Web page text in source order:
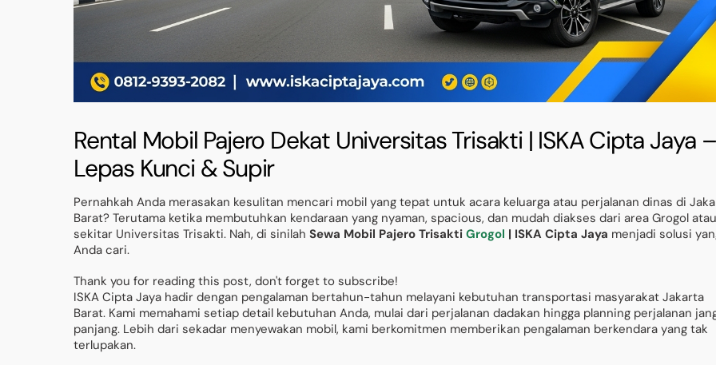
Rental Mobil Pajero Dekat Universitas Trisakti | ISKA Cipta Jaya –
Lepas Kunci & Supir
Pernahkah Anda merasakan kesulitan mencari mobil yang tepat untuk acara keluarga atau perjalanan dinas di
Barat? Terutama ketika membutuhkan kendaraan yang nyaman, spacious, dan mudah diakses dari area Grogol atau
sekitar Universitas Trisakti. Nah, di sinilah Sewa Mobil Pajero Trisakti Grogol | ISKA Cipta Jaya menjadi solusi
Anda cari.
Thank you for reading this post, don't forget to subscribe!
ISKA Cipta Jaya hadir dengan pengalaman bertahun-tahun melayani kebutuhan transportasi masyarakat Jakarta
Barat. Kami memahami setiap detail kebutuhan Anda, mulai dari perjalanan dadakan hingga planning perjalanan
panjang. Lebih dari sekadar menyewakan mobil, kami berkomitmen memberikan pengalaman berkendara yang tak
terlupakan.